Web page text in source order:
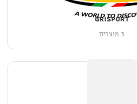
Grisport
3 מוצרים